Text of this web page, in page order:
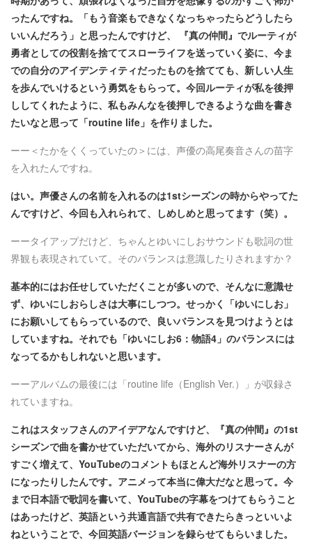
ったんですね。「もう音楽もできなくなっちゃったらどうしたら
いいんだろう」と思ったんですけど、 『真の仲間』でルーティが
勇者としての役割を捨ててスローライフを送っていく姿に、今ま
での自分のアイデンティティだったものを捨てても、新しい人生
を歩んでいけるという勇気をもらって。今回ルーティが私を後押
ししてくれたように、私もみんなを後押しできるような曲を書き
たいなと思って「routine life」を作りました。
ーー＜たかをくくっていたの＞には、声優の高尾奏音さんの苗字
を入れたんですね。
はい。声優さんの名前を入れるのは1stシーズンの時からやってた
んですけど、今回も入れられて、しめしめと思ってます（笑）。
ーータイアップだけど、ちゃんとゆいにしおサウンドも歌詞の世
界観も表現されていて。そのバランスは意識したりされますか？
基本的にはお任せしていただくことが多いので、そんなに意識せ
ず、ゆいにしおらしさは大事にしつつ。せっかく「ゆいにしお」
にお願いしてもらっているので、良いバランスを見つけようとは
していますね。それでも「ゆいにしお6：物語4」のバランスには
なってるかもしれないと思います。
ーーアルバムの最後には「routine life（English Ver.）」が収録さ
れていますね。
これはスタッフさんのアイデアなんですけど、『真の仲間』の1st
シーズンで曲を書かせていただいてから、海外のリスナーさんが
すごく増えて、YouTubeのコメントもほとんど海外リスナーの方
になったりしたんです。アニメって本当に偉大だなと思って。今
まで日本語で歌詞を書いて、YouTubeの字幕をつけてもらうこと
はあったけど、英語という共通言語で共有できたらきっといいよ
ねということで、今回英語バージョンを録らせてもらいました。